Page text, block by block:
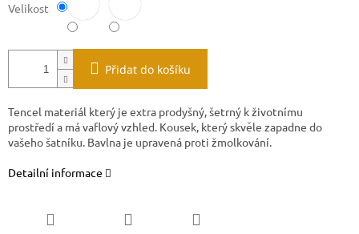
Velikost
Přidat do košíku
Tencel materiál který je extra prodyšný, šetrný k životnímu
prostředí a má vaflový vzhled. Kousek, který skvěle zapadne do
vašeho šatníku. Bavlna je upravená proti žmolkování.
Detailní informace